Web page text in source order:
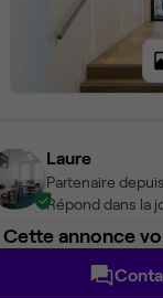
Laure
Partenaire
Répond dans la
Cette annonce